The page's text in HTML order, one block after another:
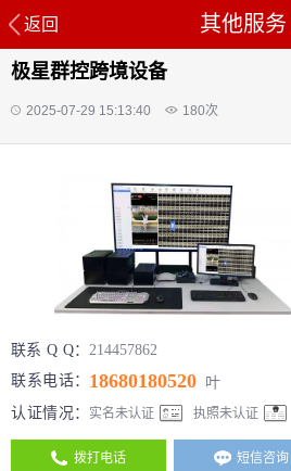
返回 其他服务
极星群控跨境设备
2025-07-29 15:13:40 180次
联系 Q Q： 214457862
联系电话： 18680180520 叶
认证情况：
实名未认证 执照未认证
拨打电话 短信咨询